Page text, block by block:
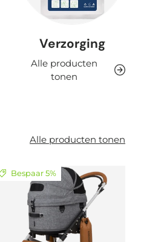
Verzorging
Alle producten
tonen
Alle producten tonen
Bespaar 5%